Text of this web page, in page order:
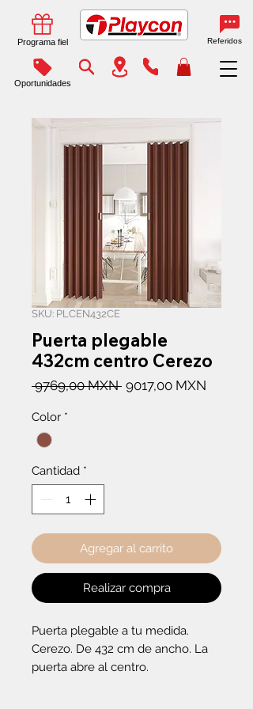
Programa fiel Referidos
Oportunidades
SKU: PLCEN432CE
Puerta plegable
432cm centro Cerezo
9769,00 MXN Precio
9017,00 MXN
Color *
Cantidad *
Agregar al carrito
Realizar compra
Puerta plegable a tu medida.
Cerezo. De 432 cm de ancho. La
puerta abre al centro.